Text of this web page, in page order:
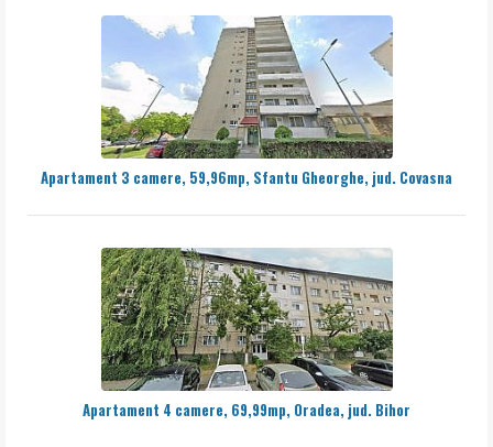
Apartament 3 camere, 59,96mp, Sfantu Gheorghe, jud. Covasna
Apartament 4 camere, 69,99mp, Oradea, jud. Bihor